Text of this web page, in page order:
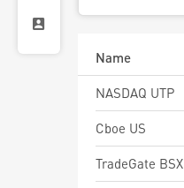
Name
NASDAQ UTP
Cboe US
TradeGate BSX